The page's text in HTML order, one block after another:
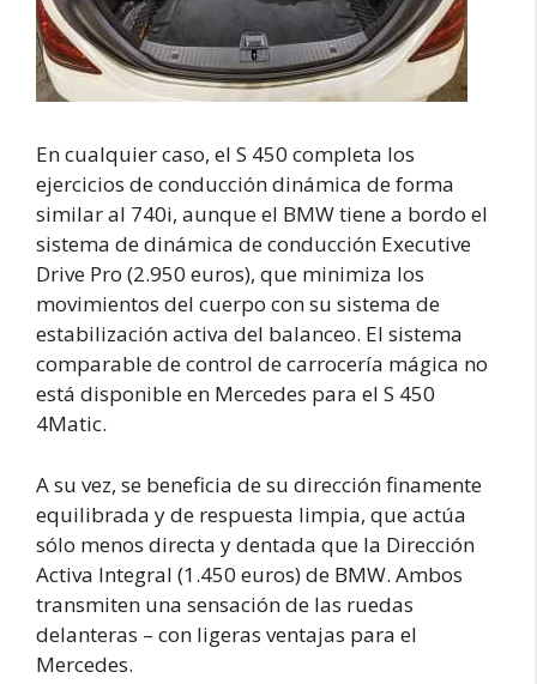
En cualquier caso, el S 450 completa los
ejercicios de conducción dinámica de forma
similar al 740i, aunque el BMW tiene a bordo el
sistema de dinámica de conducción Executive
Drive Pro (2.950 euros), que minimiza los
movimientos del cuerpo con su sistema de
estabilización activa del balanceo. El sistema
comparable de control de carrocería mágica no
está disponible en Mercedes para el S 450
4Matic.
A su vez, se beneficia de su dirección finamente
equilibrada y de respuesta limpia, que actúa
sólo menos directa y dentada que la Dirección
Activa Integral (1.450 euros) de BMW. Ambos
transmiten una sensación de las ruedas
delanteras – con ligeras ventajas para el
Mercedes.